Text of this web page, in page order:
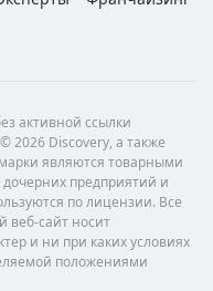
активной ссылки
2026 Discovery, а также
являются товарными
предприятий и
по лицензии. Все
веб-сайт носит
и ни при каких условиях
положениями